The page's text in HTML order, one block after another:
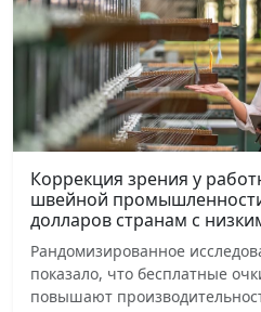
Коррекция зрения у
швейной
долларов странам с
Рандомизированное
показало, что бесплатные
повышают